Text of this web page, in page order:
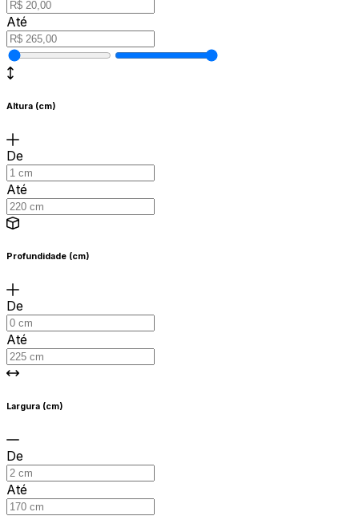
Até
Altura (cm)
De
Até
Profundidade (cm)
De
Até
Largura (cm)
De
Até